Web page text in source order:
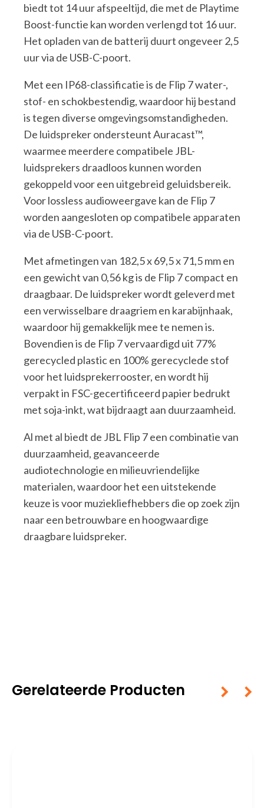
biedt tot 14 uur afspeeltijd, die met de Playtime
Boost-functie kan worden verlengd tot 16 uur.
Het opladen van de batterij duurt ongeveer 2,5
uur via de USB-C-poort.
Met een IP68-classificatie is de Flip 7 water-,
stof- en schokbestendig, waardoor hij bestand
is tegen diverse omgevingsomstandigheden.
De luidspreker ondersteunt Auracast™,
waarmee meerdere compatibele JBL-
luidsprekers draadloos kunnen worden
gekoppeld voor een uitgebreid geluidsbereik.
Voor lossless audioweergave kan de Flip 7
worden aangesloten op compatibele apparaten
via de USB-C-poort.
Met afmetingen van 182,5 x 69,5 x 71,5 mm en
een gewicht van 0,56 kg is de Flip 7 compact en
draagbaar. De luidspreker wordt geleverd met
een verwisselbare draagriem en karabijnhaak,
waardoor hij gemakkelijk mee te nemen is.
Bovendien is de Flip 7 vervaardigd uit 77%
gerecycled plastic en 100% gerecyclede stof
voor het luidsprekerrooster, en wordt hij
verpakt in FSC-gecertificeerd papier bedrukt
met soja-inkt, wat bijdraagt aan duurzaamheid.
Al met al biedt de JBL Flip 7 een combinatie van
duurzaamheid, geavanceerde
audiotechnologie en milieuvriendelijke
materialen, waardoor het een uitstekende
keuze is voor muziekliefhebbers die op zoek zijn
naar een betrouwbare en hoogwaardige
draagbare luidspreker.
Gerelateerde Producten